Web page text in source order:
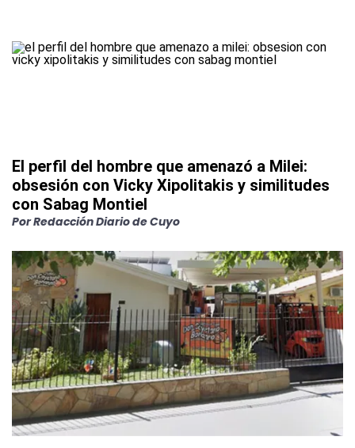
El perfil del hombre que amenazó a Milei:
obsesión con Vicky Xipolitakis y similitudes
con Sabag Montiel
PorRedacción Diario de Cuyo